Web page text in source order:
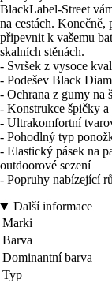
BlackLabel-Street
na cestách.
připevnit k vašemu
skalních stěnách.
- Svršek z vysoce
- Podešev Black
- Ochrana z gumy na
- Konstrukce špičky
- Ultrakomfortní
- Pohodlný typ
- Elastický pásek na
outdoorové sezení
- Popruhy nabízející
Další informace
Marki
Barva
Dominantní barva
Typ